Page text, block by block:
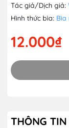
Tác giả/Dịch giả:
Hình thức bìa: Bìa
12.000₫
THÔNG TIN